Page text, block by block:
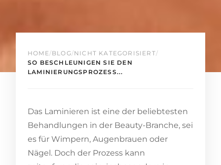
HOME/BLOG/NICHT KATEGORISIERT/
SO BESCHLEUNIGEN SIE DEN
LAMINIERUNGSPROZESS...
Das Laminieren ist eine der beliebtesten
Behandlungen in der Beauty-Branche, sei
es für Wimpern, Augenbrauen oder
Nägel. Doch der Prozess kann